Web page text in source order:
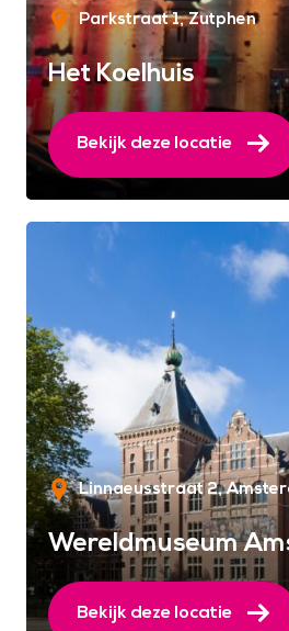
Parkstraat 1 Zutphen
Het Koelhuis
Bekijk deze locatie
Linnaeusstraat 2
Wereldmuseum
Bekijk deze locatie